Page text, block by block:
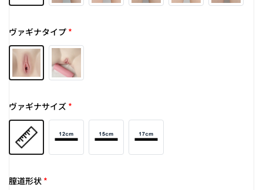
ヴァギナタイプ *
ヴァギナサイズ *
膣道形状 *